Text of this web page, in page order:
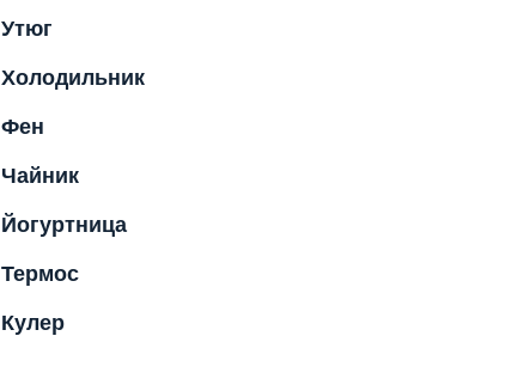
Утюг
Холодильник
Фен
Чайник
Йогуртница
Термос
Кулер